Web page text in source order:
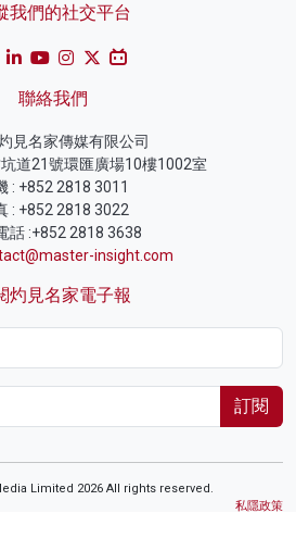
我們的社交平台
聯絡我們
見名家傳媒有限公司
道21號環匯廣場10樓1002室
: +852 2818 3011
: +852 2818 3022
話 :+852 2818 3638
insight.com
灼見名家電子報
訂閱
Limited 2026 All rights reserved.
私隱政策